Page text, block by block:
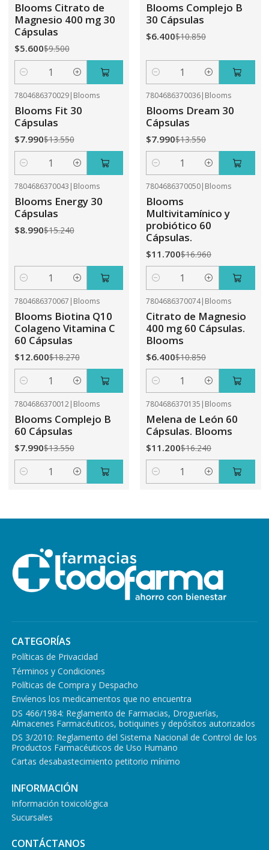
Blooms Citrato de
Magnesio 400 mg 30
Cápsulas
$5.600$9.500
Cantidad
Blooms Complejo B
30 Cápsulas
$6.400$10.850
Cantidad
7804686370029| Blooms
Blooms Fit 30
Cápsulas
$7.990$13.550
Cantidad
7804686370036| Blooms
Blooms Dream 30
Cápsulas
$7.990$13.550
Cantidad
7804686370043 | Blooms
Blooms Energy 30
Cápsulas
$8.990$15.240
Cantidad
7804686370050| Blooms
Blooms
Multivitamínico y
probiótico 60
Cápsulas.
$11.700$16.960
Cantidad
7804686370067 | Blooms
Blooms Biotina Q10
Colageno Vitamina C
60 Cápsulas
$12.600$18.270
Cantidad
7804686370074| Blooms
Citrato de Magnesio
400 mg 60 Cápsulas.
Blooms
$6.400$10.850
Cantidad
7804686370012| Blooms
Blooms Complejo B
60 Cápsulas
$7.990$13.550
Cantidad
7804686370135 | Blooms
Melena de León 60
Cápsulas. Blooms
$11.200$16.240
Cantidad
CATEGORÍAS
Políticas de Privacidad
Términos y Condiciones
Políticas de Compra y Despacho
Envíenos los medicamentos que no encuentra
DS 466/1984: Reglamento de Farmacias, Droguerías,
Almacenes Farmacéuticos, botiquines y depósitos autorizados
DS 3/2010: Reglamento del Sistema Nacional de Control de los
Productos Farmacéuticos de Uso Humano
Cartas desabastecimiento petitorio mínimo
INFORMACIÓN
Información toxicológica
Sucursales
CONTÁCTANOS